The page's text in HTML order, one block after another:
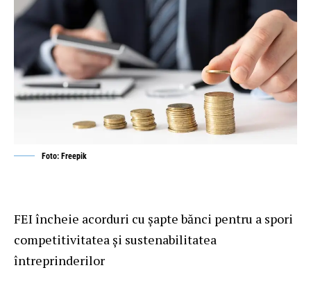
Foto: Freepik
FEI încheie acorduri cu șapte bănci pentru a spori
competitivitatea și sustenabilitatea
întreprinderilor